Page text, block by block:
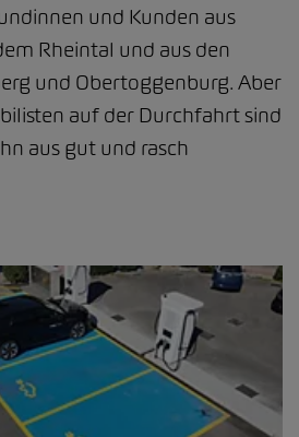
und Kunden aus
Rheintal und aus den
und Obertoggenburg. Aber
auf der Durchfahrt sind
aus gut und rasch